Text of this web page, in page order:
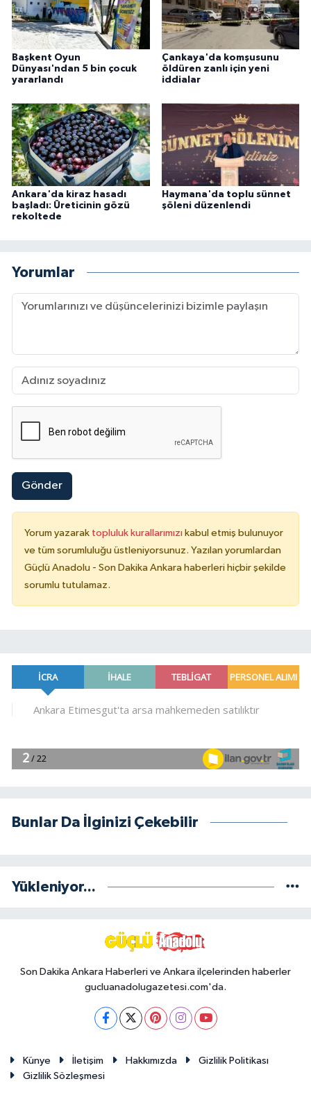
Başkent Oyun
Dünyası'ndan 5 bin çocuk
yararlandı
Çankaya'da komşusunu
öldüren zanlı için yeni
iddialar
Ankara'da kiraz hasadı
başladı: Üreticinin gözü
rekoltede
Haymana'da toplu sünnet
şöleni düzenlendi
Yorumlar
Gönder
Yorum yazarak topluluk kurallarımızı kabul etmiş bulunuyor
ve tüm sorumluluğu üstleniyorsunuz. Yazılan yorumlardan
Güçlü Anadolu - Son Dakika Ankara haberleri hiçbir şekilde
sorumlu tutulamaz.
Bunlar Da İlginizi Çekebilir
Yükleniyor...
Son Dakika Ankara Haberleri ve Ankara ilçelerinden haberler
gucluanadolugazetesi.com'da.
Künye İletişim Hakkımızda
Gizlilik Politikası
Gizlilik Sözleşmesi